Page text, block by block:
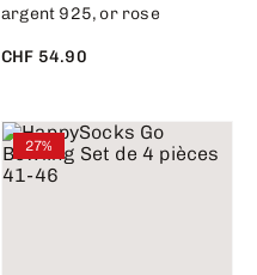
argent 925, or rose
CHF 54.90
27%